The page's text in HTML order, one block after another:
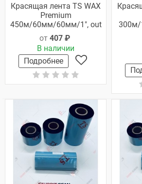
Красящая лента TS WAX
Premium
450м/60мм/60мм/1", out
от 407 ₽
В наличии
Подробнее